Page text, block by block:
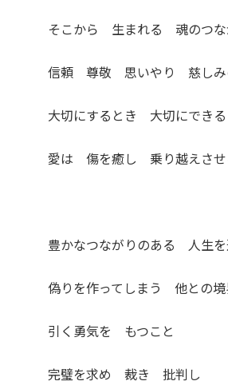
そこから 生まれる 魂のつな
信頼 尊敬 思いやり 慈しみ
大切にするとき 大切にでき
愛は 傷を癒し 乗り越えさせ
豊かなつながりのある 人生
偽りを作ってしまう 他との境
引く勇気を もつこと
完璧を求め 裁き 批判し